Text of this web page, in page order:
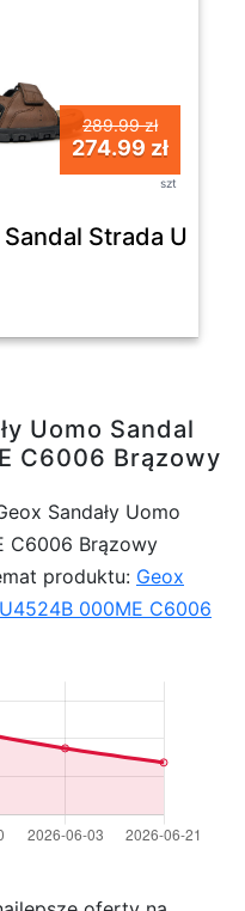
289.99 zł
274.99 zł
szt
Sandal Strada
Uomo Sandal
C6006 Brązowy
Sandały Uomo
C6006 Brązowy
produktu: Geox
000ME C6006